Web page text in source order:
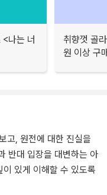
나는 너
취향껏 골
원 이상 구
고, 원전에 대한 진실을
반대 입장을 대변하는 아
있게 이해할 수 있도록